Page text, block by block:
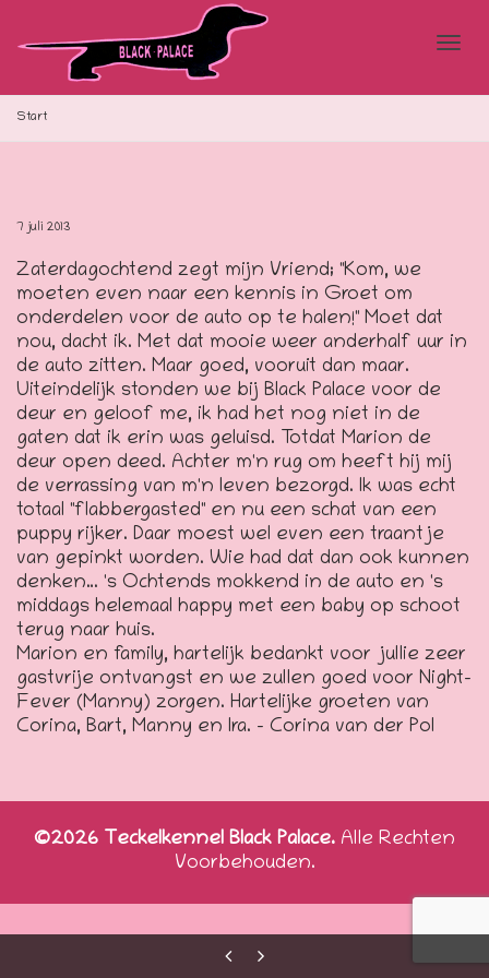
Start
7 juli 2013
Zaterdagochtend zegt mijn Vriend; "Kom, we
moeten even naar een kennis in Groet om
onderdelen voor de auto op te halen!" Moet dat
nou, dacht ik. Met dat mooie weer anderhalf uur in
de auto zitten. Maar goed, vooruit dan maar.
Uiteindelijk stonden we bij Black Palace voor de
deur en geloof me, ik had het nog niet in de
gaten dat ik erin was geluisd. Totdat Marion de
deur open deed. Achter m'n rug om heeft hij mij
de verrassing van m'n leven bezorgd. Ik was echt
totaal "flabbergasted" en nu een schat van een
puppy rijker. Daar moest wel even een traantje
van gepinkt worden. Wie had dat dan ook kunnen
denken… 's Ochtends mokkend in de auto en 's
middags helemaal happy met een baby op schoot
terug naar huis.
Marion en family, hartelijk bedankt voor jullie zeer
gastvrije ontvangst en we zullen goed voor Night-
Fever (Manny) zorgen. Hartelijke groeten van
Corina, Bart, Manny en Ira. – Corina van der Pol
©2026 Teckelkennel Black Palace. Alle Rechten
Voorbehouden.